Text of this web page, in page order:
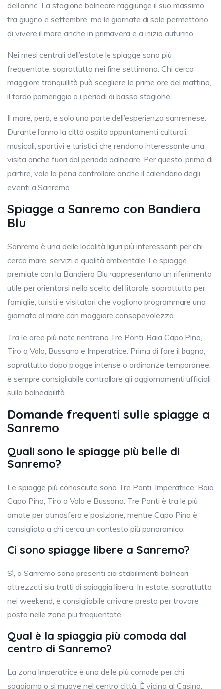
dell’anno. La stagione balneare raggiunge il suo massimo
tra giugno e settembre, ma le giornate di sole permettono
di vivere il mare anche in primavera e a inizio autunno.
Nei mesi centrali dell’estate le spiagge sono più
frequentate, soprattutto nei fine settimana. Chi cerca
maggiore tranquillità può scegliere le prime ore del mattino,
il tardo pomeriggio o i periodi di bassa stagione.
Il mare, però, è solo una parte dell’esperienza sanremese.
Durante l’anno la città ospita appuntamenti culturali,
musicali, sportivi e turistici che rendono interessante una
visita anche fuori dal periodo balneare. Per questo, prima di
partire, vale la pena controllare anche il calendario degli
eventi a Sanremo.
Spiagge a Sanremo con Bandiera
Blu
Sanremo è una delle località liguri più interessanti per chi
cerca mare, servizi e qualità ambientale. Le spiagge
premiate con la Bandiera Blu rappresentano un riferimento
utile per orientarsi nella scelta del litorale, soprattutto per
famiglie, turisti e visitatori che vogliono programmare una
giornata al mare con maggiore consapevolezza.
Tra le aree più note rientrano Tre Ponti, Baia Capo Pino,
Tiro a Volo, Bussana e Imperatrice. Prima di fare il bagno,
soprattutto dopo piogge intense o ordinanze temporanee,
è sempre consigliabile controllare gli aggiornamenti ufficiali
sulla balneabilità.
Domande frequenti sulle spiagge a
Sanremo
Quali sono le spiagge più belle di
Sanremo?
Le spiagge più conosciute sono Tre Ponti, Imperatrice, Baia
Capo Pino, Tiro a Volo e Bussana. Tre Ponti è tra le più
amate per atmosfera e posizione, mentre Capo Pino è
consigliata a chi cerca un contesto più panoramico.
Ci sono spiagge libere a Sanremo?
Sì, a Sanremo sono presenti sia stabilimenti balneari
attrezzati sia tratti di spiaggia libera. In estate, soprattutto
nei weekend, è consigliabile arrivare presto per trovare
posto nelle zone più frequentate.
Qual è la spiaggia più comoda dal
centro di Sanremo?
La zona Imperatrice è una delle più comode per chi
soggiorna o si muove nel centro città. È vicina al Casinò,